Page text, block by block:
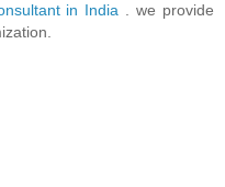
in India . we provide